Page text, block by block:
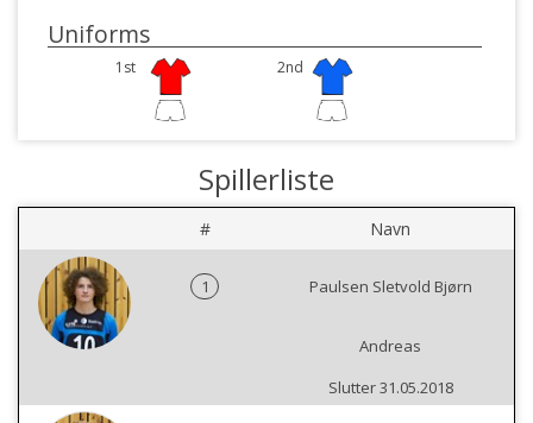
Uniforms
1st 2nd
Spillerliste
# Navn
1 Paulsen Sletvold Bjørn
Andreas
Slutter 31.05.2018